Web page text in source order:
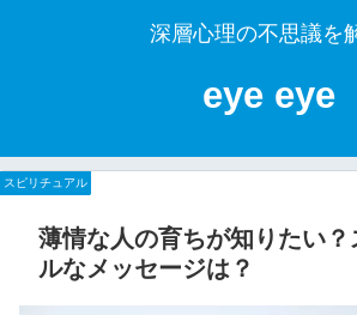
深層心理の不思議を
eye eye
薄情な人の育ちが知りたい
ルなメッセージは？
スピリチュアル
スピリチュアル
スピリチュアル
スピリチュアル
スピリチュアル
スピリチュアル